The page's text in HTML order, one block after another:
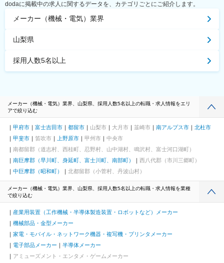
dodaに掲載中の求人に関するデータを、カテゴリごとにご紹介します。
メーカー（機械・電気）業界
山梨県
採用人数5名以上
メーカー（機械・電気）業界、山梨県、採用人数5名以上の転職・求人情報をエリ
アで絞り込む
甲府市 富士吉田市 都留市 山梨市 大月市 韮崎市 南アルプス市
北杜市
甲斐市
笛吹市 上野原市 甲州市
中央市
南都留郡（道志村、西桂町、忍野村、山中湖村、鳴沢村、富士河口湖町）
南巨摩郡（早川町、身延町、富士川町、南部町）
西八代郡（市川三郷町）
中巨摩郡（昭和町）
北都留郡（小菅村、丹波山村）
メーカー（機械・電気）業界、山梨県、採用人数5名以上の転職・求人情報を業種
で絞り込む
産業用装置（工作機械・半導体製造装置・ロボットなど）メーカー
機械部品・金型メーカー
家電・モバイル・ネットワーク機器・複写機・プリンタメーカー
電子部品メーカー
半導体メーカー
アミューズメント・エンタメ・ゲームメーカー